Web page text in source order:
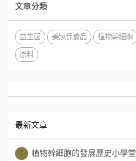
文章分類
益生菌 美妝保養品 植物幹細胞
原料
最新文章
1 植物幹細胞的發展歷史小學堂